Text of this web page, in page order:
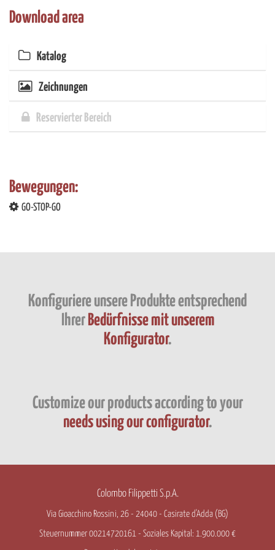
Partner führen diese Informationen möglicherweise mit
gesammelt haben.
Download area
Katalog
Zeichnungen
Reservierter Bereich
Bewegungen:
GO-STOP-GO
Konfiguriere unsere Produkte entsprechend
Ihrer Bedürfnisse mit unserem
Konfigurator.
Customize our products according to your
needs using our configurator.
Colombo Filippetti S.p.A.
Via Gioacchino Rossini, 26 - 24040 - Casirate d'Adda (BG)
Steuernummer 00214720161 - Soziales Kapital: 1.900.000 €